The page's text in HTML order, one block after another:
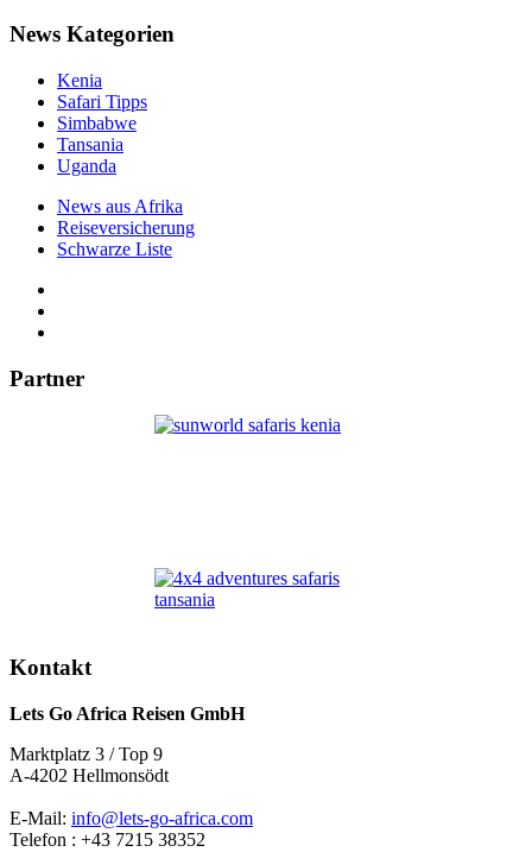
News Kategorien
Kenia
Safari Tipps
Simbabwe
Tansania
Uganda
News aus Afrika
Reiseversicherung
Schwarze Liste
Partner
Kontakt
Lets Go Africa Reisen GmbH
Marktplatz 3 / Top 9
A-4202 Hellmonsödt
E-Mail: info@lets-go-africa.com
Telefon : +43 7215 38352